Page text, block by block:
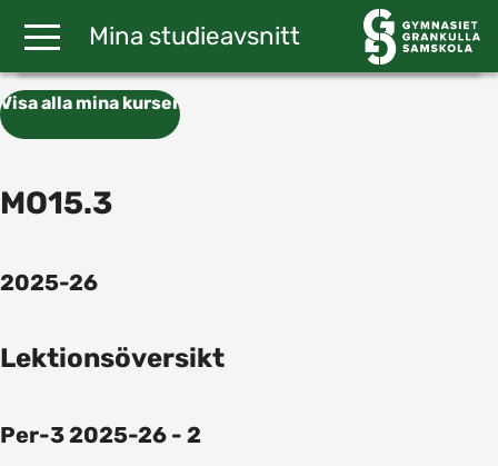
Mina studieavsnitt
Visa alla mina kurser
MO15.3
2025-26
Lektionsöversikt
Per-3 2025-26 - 2